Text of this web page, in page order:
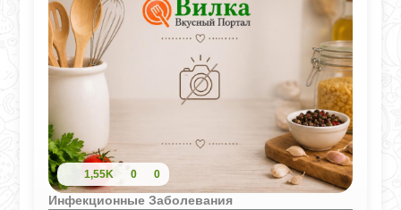
1,55K 0 0
Инфекционные Заболевания